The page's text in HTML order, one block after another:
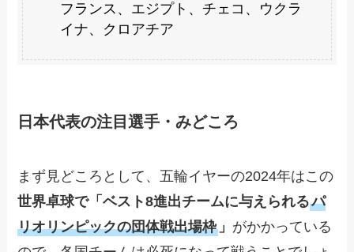
フランス、エジプト、チェコ、ウクラ
イナ、クロアチア
日本代表の注目選手・みどころ
まず見どころとして、五輪イヤーの2024年はこの
世界卓球で「ベスト8進出チームに与えられるパ
リオリンピックの団体戦出場枠 」 がかかっている